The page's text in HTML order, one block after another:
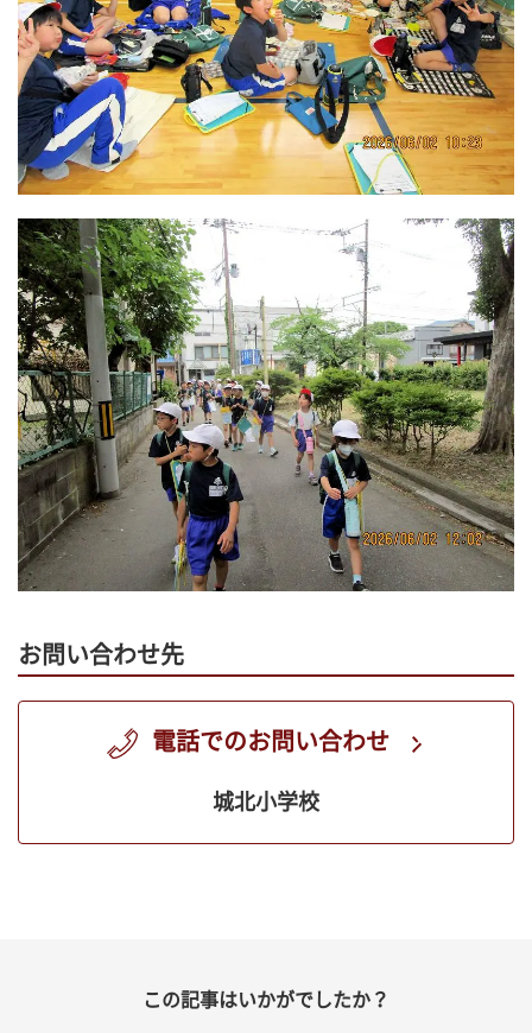
お問い合わせ先
電話でのお問い合わせ
城北小学校
この記事はいかがでしたか？